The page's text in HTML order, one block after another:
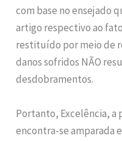
com base no ensejado
artigo respectivo ao
restituído por meio de
danos sofridos NÃO
desdobramentos.
Portanto, Excelência,
encontra-se amparada